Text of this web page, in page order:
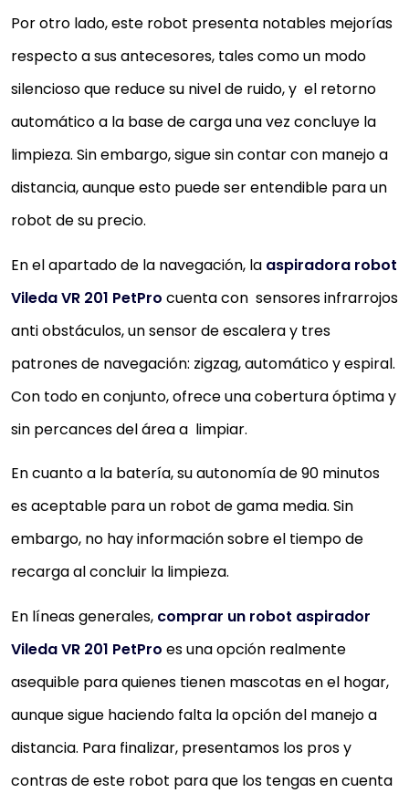
es el complemento ideal para la...
153,93 € −30% 108,01 €
Comprar YA
Por otro lado, este robot presenta notables mejorías
respecto a sus antecesores, tales como un modo
silencioso que reduce su nivel de ruido, y el retorno
automático a la base de carga una vez concluye la
limpieza. Sin embargo, sigue sin contar con manejo a
distancia, aunque esto puede ser entendible para un
robot de su precio.
En el apartado de la navegación, la aspiradora robot
Vileda VR 201 PetPro cuenta con sensores infrarrojos
anti obstáculos, un sensor de escalera y tres
patrones de navegación: zigzag, automático y espiral.
Con todo en conjunto, ofrece una cobertura óptima y
sin percances del área a limpiar.
En cuanto a la batería, su autonomía de 90 minutos
es aceptable para un robot de gama media. Sin
embargo, no hay información sobre el tiempo de
recarga al concluir la limpieza.
En líneas generales, comprar un robot aspirador
Vileda VR 201 PetPro es una opción realmente
asequible para quienes tienen mascotas en el hogar,
aunque sigue haciendo falta la opción del manejo a
distancia. Para finalizar, presentamos los pros y
contras de este robot para que los tengas en cuenta